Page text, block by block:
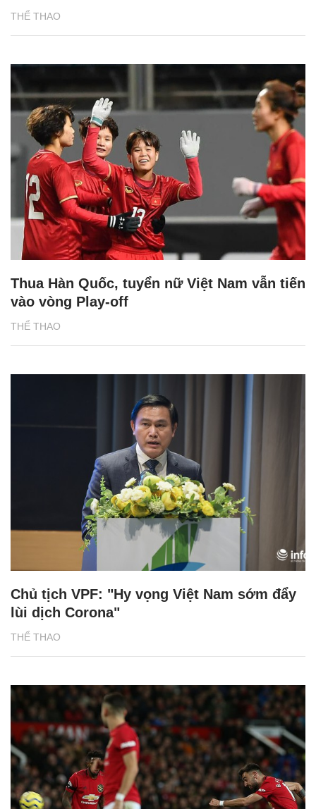
THỂ THAO
THỂ THAO
Thua Hàn Quốc, tuyển nữ Việt Nam vẫn tiến
vào vòng Play-off
THỂ THAO
Chủ tịch VPF: "Hy vọng Việt Nam sớm đẩy
lùi dịch Corona"